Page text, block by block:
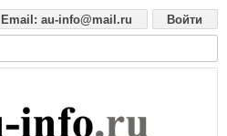
Войти
Email: au-info@mail.ru